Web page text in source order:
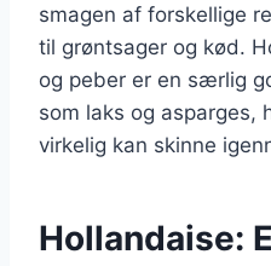
smagen af forskellige
til grøntsager og kød.
og peber er en særlig
som laks og asparges,
virkelig kan skinne
Hollandaise: